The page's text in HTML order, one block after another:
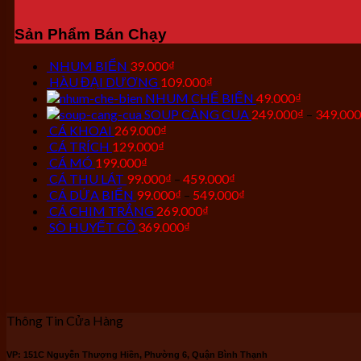
Sản Phẩm Bán Chạy
NHUM BIỂN 39.000₫
HÀU ĐẠI DƯƠNG 109.000₫
NHUM CHẾ BIẾN 49.000₫
SOUP CÀNG CUA 249.000₫ – 349.000
CÁ KHOAI 269.000₫
CÁ TRÍCH 129.000₫
CÁ MÓ 199.000₫
CÁ THU LÁT 99.000₫ – 459.000₫
CÁ DỨA BIỂN 99.000₫ – 549.000₫
CÁ CHIM TRẮNG 269.000₫
SÒ HUYẾT CỒ 369.000₫
Thông Tin Cửa Hàng
VP: 151C Nguyễn Thượng Hiền, Phường 6, Quận Bình Thạnh